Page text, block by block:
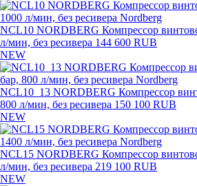
NCL10 NORDBERG Компрессор
л/мин, без ресивера 144 600 RUB
NEW
NCL10_13 NORDBERG Компрессор
800 л/мин, без ресивера 150 100 RUB
NEW
NCL15 NORDBERG Компрессор
л/мин, без ресивера 219 100 RUB
NEW